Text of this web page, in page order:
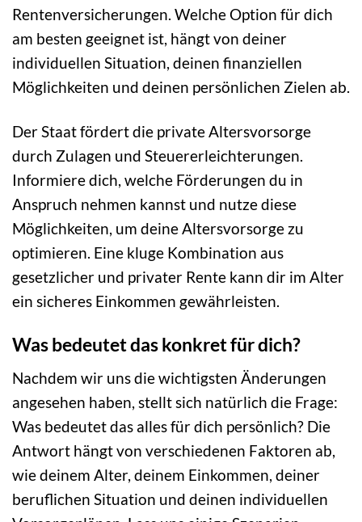
Rentenversicherungen. Welche Option für dich
am besten geeignet ist, hängt von deiner
individuellen Situation, deinen finanziellen
Möglichkeiten und deinen persönlichen Zielen ab.
Der Staat fördert die private Altersvorsorge
durch Zulagen und Steuererleichterungen.
Informiere dich, welche Förderungen du in
Anspruch nehmen kannst und nutze diese
Möglichkeiten, um deine Altersvorsorge zu
optimieren. Eine kluge Kombination aus
gesetzlicher und privater Rente kann dir im Alter
ein sicheres Einkommen gewährleisten.
Was bedeutet das konkret für dich?
Nachdem wir uns die wichtigsten Änderungen
angesehen haben, stellt sich natürlich die Frage:
Was bedeutet das alles für dich persönlich? Die
Antwort hängt von verschiedenen Faktoren ab,
wie deinem Alter, deinem Einkommen, deiner
beruflichen Situation und deinen individuellen